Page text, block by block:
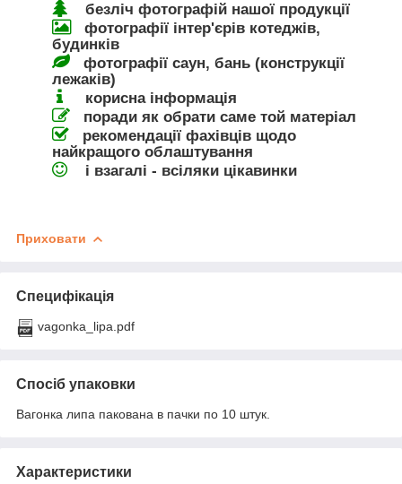
безліч фотографій нашої продукції
фотографії інтер'єрів котеджів,
будинків
фотографії саун, бань (конструкції
лежаків)
корисна інформація
поради як обрати саме той матеріал
рекомендації фахівців щодо
найкращого облаштування
і взагалі - всіляки цікавинки
Приховати
Специфікація
vagonka_lipa.pdf
Спосіб упаковки
Вагонка липа пакована в пачки по 10 штук.
Характеристики